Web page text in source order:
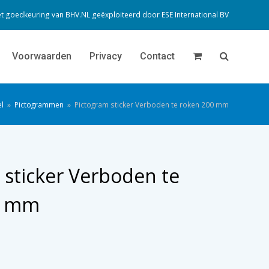
goedkeuring van BHV.NL geëxploiteerd door ESE International BV
Voorwaarden Privacy Contact
» Pictogrammen » Pictogram sticker Verboden te roken 200 mm
Verboden te